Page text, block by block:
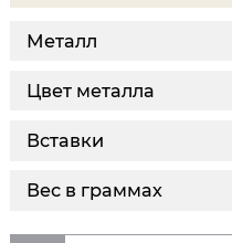
Металл
Цвет металла
Вставки
Вес в граммах